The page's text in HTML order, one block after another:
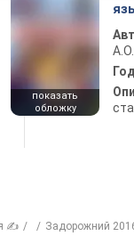
показать
обложку
✍ Задорожний